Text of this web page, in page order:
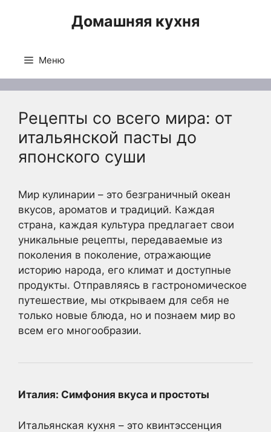
Домашняя кухня
Меню
Рецепты со всего мира: от
итальянской пасты до
японского суши
Мир кулинарии – это безграничный океан
вкусов, ароматов и традиций. Каждая
страна, каждая культура предлагает свои
уникальные рецепты, передаваемые из
поколения в поколение, отражающие
историю народа, его климат и доступные
продукты. Отправляясь в гастрономическое
путешествие, мы открываем для себя не
только новые блюда, но и познаем мир во
всем его многообразии.
Италия: Симфония вкуса и простоты
Итальянская кухня – это квинтэссенция